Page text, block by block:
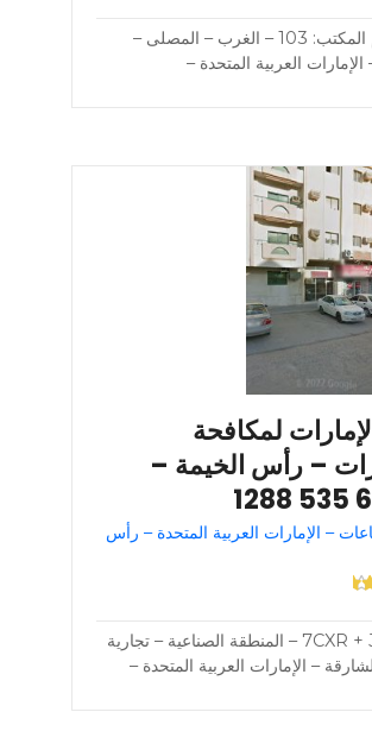
رقم المكتب: 103 – الغرب – المصلى –
العربية المتحدة –
لمكافحة
– رأس الخيمة –
– الإمارات العربية المتحدة – رأس
7CXR + J82 – المنطقة الصناعية – تجارية
– الإمارات العربية المتحدة –